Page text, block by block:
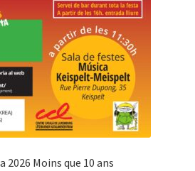
2026 Moins que 10 ans